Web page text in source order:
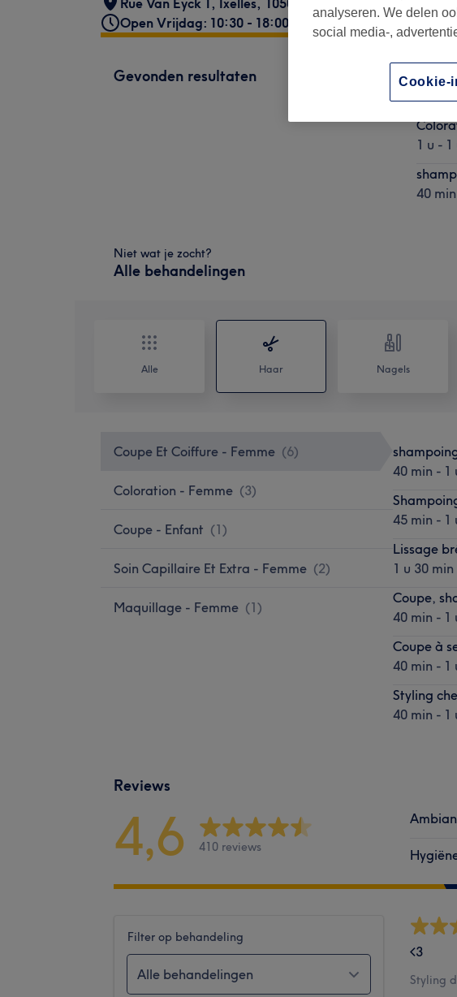
Open Vrijdag: 10:30 - 18:00
Gevonden resultaten
1 u -
40
Niet wat je zocht?
Alle behandelingen
Alle Haar Nagels
Coupe Et Coiffure - Femme (6)
Coloration - Femme (3)
Coupe - Enfant (1)
Soin Capillaire Et Extra - Femme (2)
Maquillage - Femme (1)
40 min - 1
45 min - 1
Lissage
1 u 30
Coupe,
40 min - 1
Coupe à
40 min - 1
Styling
40 min - 1
Reviews
4,6 410 reviews
Filter op behandeling
Alle behandelingen
<3
Styling
analyseren. We delen
social media-,
Cookie-